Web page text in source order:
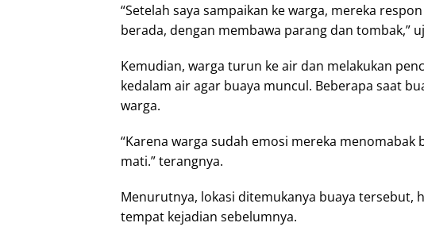
“Setelah saya sampaikan ke warga, mereka
berada, dengan membawa parang dan tombak,”
Kemudian, warga turun ke air dan melakukan
kedalam air agar buaya muncul. Beberapa saat
warga.
“Karena warga sudah emosi mereka
mati.” terangnya.
Menurutnya, lokasi ditemukanya buaya tersebut,
tempat kejadian sebelumnya.